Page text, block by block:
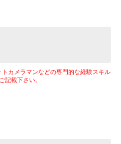
カメラマンなどの専門的な経験スキル
記載下さい。